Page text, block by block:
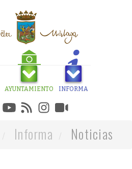
AYUNTAMIENTO INFORMA
Informa Noticias